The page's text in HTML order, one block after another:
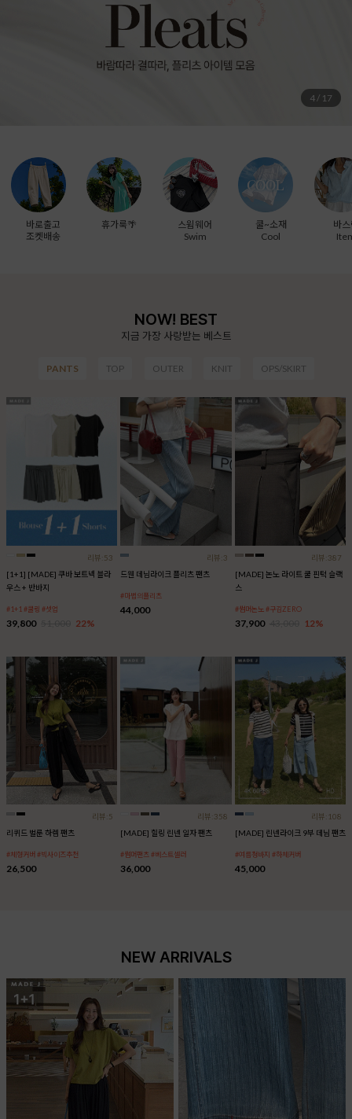
5/ 17
바로출고
조켓배송
휴가룩🌴
스윔웨어
Swim
쿨~소재
Cool
바
NOW! BEST
지금 가장 사랑받는 베스트
PANTS TOP OUTER KNIT OPS/SKIRT
리뷰:53
[1+1] [MADE] 쿠바 보트넥 블라
우스 + 반바지
#1+1 #쿨링 #셋업
39,800 22%
리뷰:3
드웬 데님라이크 플리츠 팬츠
#마법의플리츠
44,000
리뷰:387
[MADE] 논노 라이트 쿨 핀턱 슬랙
스
#썸머논노 #구김ZERO
37,900 12%
리뷰:5
리퀴드 벌룬 하렘 팬츠
#체형커버 #빅사이즈추천
26,500
리뷰:358
[MADE] 힐링 린넨 일자 팬츠
#썸머팬츠 #베스트셀러
36,000
리뷰:108
[MADE] 린넨라이크 9부 데님 팬츠
#여름청바지 #하체커버
45,000
NEW ARRIVALS